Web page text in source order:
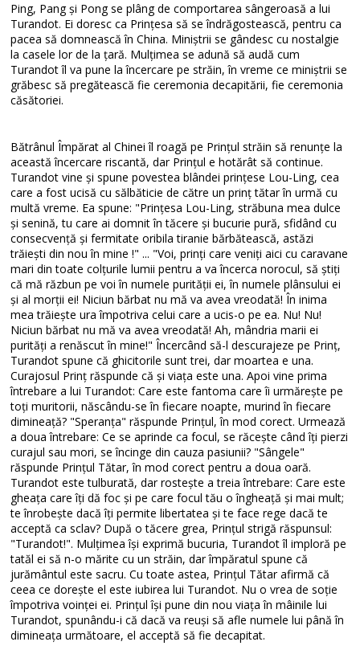
Ping, Pang și Pong se plâng de comportarea sângeroasă a lui
Turandot. Ei doresc ca Prințesa să se îndrăgostească, pentru ca
pacea să domnească în China. Miniștrii se gândesc cu nostalgie
la casele lor de la țară. Mulțimea se adună să audă cum
Turandot îl va pune la încercare pe străin, în vreme ce miniștrii se
grăbesc să pregătească fie ceremonia decapitării, fie ceremonia
căsătoriei.
Bătrânul Împărat al Chinei îl roagă pe Prințul străin să renunțe la
această încercare riscantă, dar Prințul e hotărât să continue.
Turandot vine și spune povestea blândei prințese Lou-Ling, cea
care a fost ucisă cu sălbăticie de către un prinț tătar în urmă cu
multă vreme. Ea spune: "Prințesa Lou-Ling, străbuna mea dulce
și senină, tu care ai domnit în tăcere și bucurie pură, sfidând cu
consecvență și fermitate oribila tiranie bărbătească, astăzi
trăiești din nou în mine !" ... "Voi, prinți care veniți aici cu caravane
mari din toate colțurile lumii pentru a va încerca norocul, să știți
că mă răzbun pe voi în numele purității ei, în numele plânsului ei
și al morții ei! Niciun bărbat nu mă va avea vreodată! În inima
mea trăiește ura împotriva celui care a ucis-o pe ea. Nu! Nu!
Niciun bărbat nu mă va avea vreodată! Ah, mândria marii ei
purități a renăscut în mine!" Încercând să-l descurajeze pe Prinț,
Turandot spune că ghicitorile sunt trei, dar moartea e una.
Curajosul Prinț răspunde că și viața este una. Apoi vine prima
întrebare a lui Turandot: Care este fantoma care îi urmărește pe
toți muritorii, născându-se în fiecare noapte, murind în fiecare
dimineață? "Speranța" răspunde Prințul, în mod corect. Urmează
a doua întrebare: Ce se aprinde ca focul, se răcește când îți pierzi
curajul sau mori, se încinge din cauza pasiunii? "Sângele"
răspunde Prințul Tătar, în mod corect pentru a doua oară.
Turandot este tulburată, dar rostește a treia întrebare: Care este
gheața care îți dă foc și pe care focul tău o îngheață și mai mult;
te înrobește dacă îți permite libertatea și te face rege dacă te
acceptă ca sclav? După o tăcere grea, Prințul strigă răspunsul:
"Turandot!". Mulțimea își exprimă bucuria, Turandot îl imploră pe
tatăl ei să n-o mărite cu un străin, dar împăratul spune că
jurământul este sacru. Cu toate astea, Prințul Tătar afirmă că
ceea ce dorește el este iubirea lui Turandot. Nu o vrea de soție
împotriva voinței ei. Prințul își pune din nou viața în mâinile lui
Turandot, spunându-i că dacă va reuși să afle numele lui până în
dimineața următoare, el acceptă să fie decapitat.